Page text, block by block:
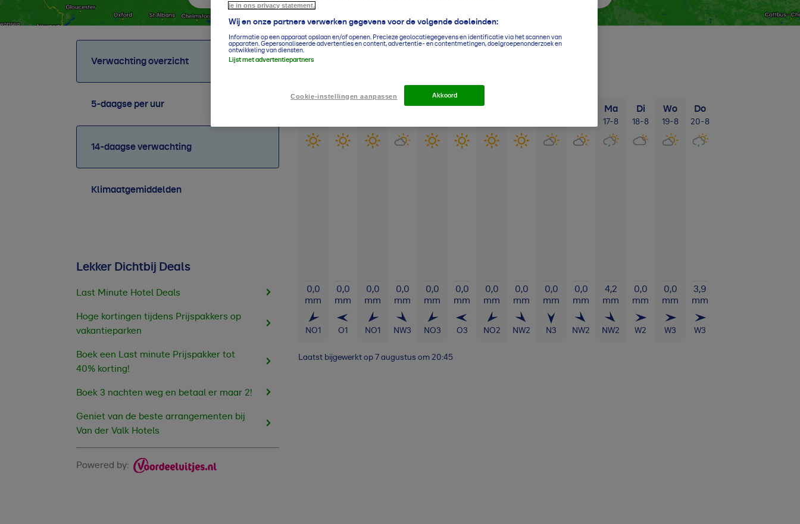
Verwachting overzicht
5-daagse per uur
14-daagse verwachting
Klimaatgemiddelden
Lekker Dichtbij Deals
Last Minute Hotel Deals
Hoge kortingen tijdens Prijspakkers op
vakantieparken
Boek een Last minute Prijspakker tot
40% korting!
Boek 3 nachten weg en betaal er maar 2!
Geniet van de beste arrangementen bij
Van der Valk Hotels
Powered by:
14-daagse verwachting Cuijk
0,0
mm
NO1
0,0
mm
O1
0,0
mm
NO1
Ma
0,0
mm
NW3
Di
0,0
mm
NO3
Wo
0,0
mm
O3
0,0
mm
NO2
0,0
mm
NW2
0,0
mm
N3
0,0
mm
NW2
Ma
17-8
4,2
mm
NW2
Di
18-8
0,0
mm
W2
Wo
19-8
0,0
mm
W3
Do
20-8
3,9
mm
W3
Laatst bijgewerkt op 7 augustus om 20:45
je in ons privacy statement.
Wij en onze partners verwerken gegevens voor de volgende doeleinden:
Informatie op een apparaat opslaan en/of openen. Precieze geolocatiegegevens en identificatie via het scannen van
apparaten. Gepersonaliseerde advertenties en content, advertentie- en contentmetingen, doelgroepenonderzoek en
ontwikkeling van diensten.
Lijst met advertentiepartners
Cookie-instellingen aanpassen Akkoord